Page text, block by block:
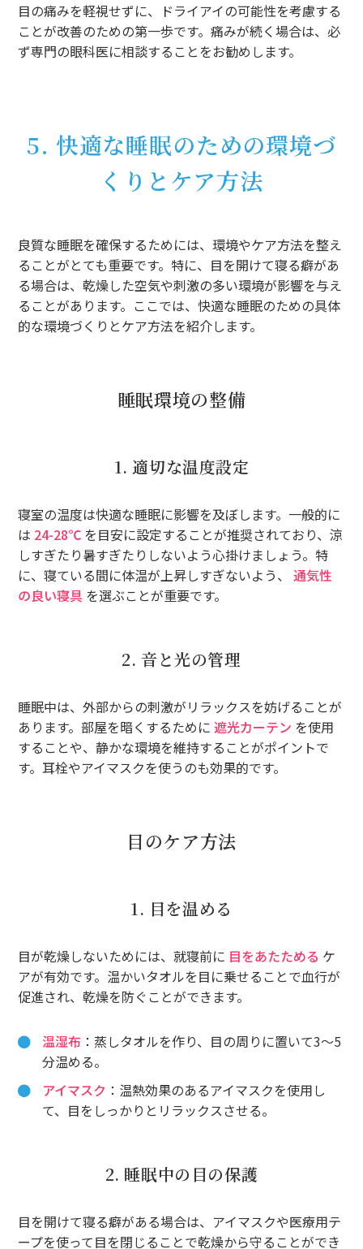
目の痛みを軽視せずに、ドライアイの可能性を考慮する
ことが改善のための第一歩です。痛みが続く場合は、必
ず専門の眼科医に相談することをお勧めします。
5. 快適な睡眠のための環境づ
くりとケア方法
良質な睡眠を確保するためには、環境やケア方法を整え
ることがとても重要です。特に、目を開けて寝る癖があ
る場合は、乾燥した空気や刺激の多い環境が影響を与え
ることがあります。ここでは、快適な睡眠のための具体
的な環境づくりとケア方法を紹介します。
睡眠環境の整備
1. 適切な温度設定
寝室の温度は快適な睡眠に影響を及ぼします。一般的に
は 24-28℃ を目安に設定することが推奨されており、涼
しすぎたり暑すぎたりしないよう心掛けましょう。特
に、寝ている間に体温が上昇しすぎないよう、通気性
の良い寝具 を選ぶことが重要です。
2. 音と光の管理
睡眠中は、外部からの刺激がリラックスを妨げることが
あります。部屋を暗くするために遮光カーテン を使用
することや、静かな環境を維持することがポイントで
す。耳栓やアイマスクを使うのも効果的です。
目のケア方法
1. 目を温める
目が乾燥しないためには、就寝前に 目をあたためる ケ
アが有効です。温かいタオルを目に乗せることで血行が
促進され、乾燥を防ぐことができます。
温湿布 ：蒸しタオルを作り、目の周りに置いて3〜5
分温める。
アイマスク ：温熱効果のあるアイマスクを使用し
て、目をしっかりとリラックスさせる。
2. 睡眠中の目の保護
目を開けて寝る癖がある場合は、アイマスクや医療用テ
ープを使って目を閉じることで乾燥から守ることができ